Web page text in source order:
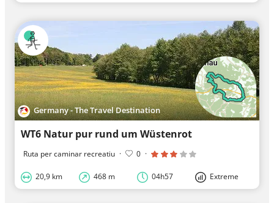
Germany - The Travel Destination
WT6 Natur pur rund um Wüstenrot
Ruta per caminar recreatiu · 0 ·
20,9 km 468 m 04h57 Extreme